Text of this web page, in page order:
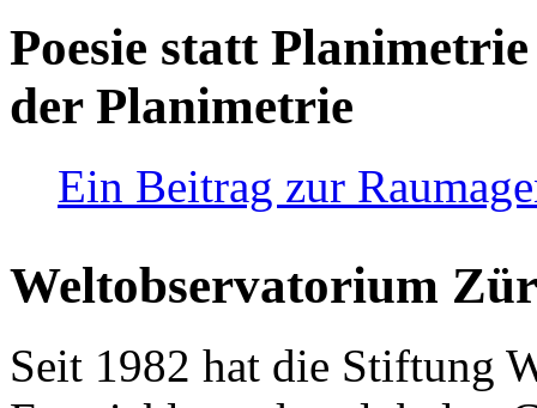
Poesie statt
der Planimetrie
Ein Beitrag zur
Weltobservatorium
Seit 1982 hat die Stiftung